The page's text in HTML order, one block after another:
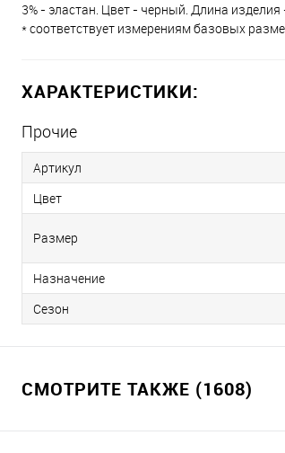
3% - эластан. Цвет - черный. Длина
* соответствует измерениям базовых
ХАРАКТЕРИСТИКИ:
Прочие
Артикул
Цвет
Размер
Назначение
Сезон
СМОТРИТЕ ТАКЖЕ (1608)